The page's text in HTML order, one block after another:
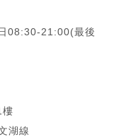
08:30-21:00(最後
樓
湖線